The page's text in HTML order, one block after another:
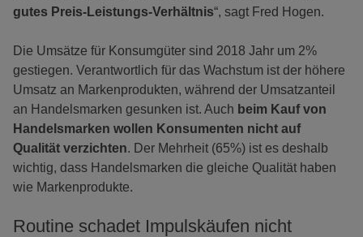
gutes Preis-Leistungs-Verhältnis“, sagt Fred Hogen.
Die Umsätze für Konsumgüter sind 2018 Jahr um 2%
gestiegen. Verantwortlich für das Wachstum ist der höhere
Umsatz an Markenprodukten, während der Umsatzanteil
an Handelsmarken gesunken ist. Auch beim Kauf von
Handelsmarken wollen Konsumenten nicht auf
Qualität verzichten. Der Mehrheit (65%) ist es deshalb
wichtig, dass Handelsmarken die gleiche Qualität haben
wie Markenprodukte.
Routine schadet Impulskäufen nicht